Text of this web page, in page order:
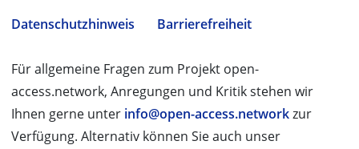
Datenschutzhinweis
Barrierefreiheit
Für allgemeine Fragen zum Projekt open-
access.network, Anregungen und Kritik stehen wir
Ihnen gerne unter info@open-access.networkzur
Verfügung. Alternativ können Sie auch unser